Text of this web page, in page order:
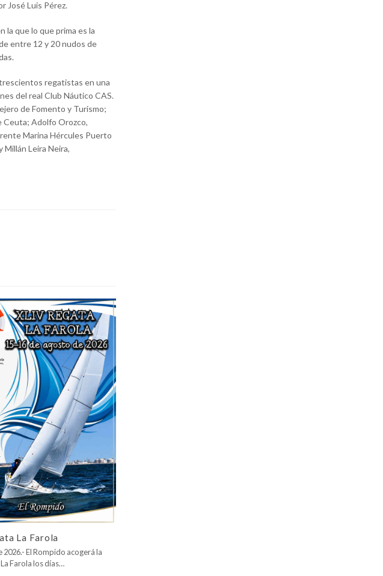
José Luis Pérez.
la que lo que prima es la
entre 12 y 20 nudos de
trescientos regatistas en una
del real Club Náutico CAS.
de Fomento y Turismo;
Ceuta; Adolfo Orozco,
Marina Hércules Puerto
Leira Neira,
La Farola
2026.- El Rompido acogerá la
Farola los días…